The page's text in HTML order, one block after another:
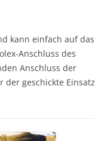
kann einfach auf das
Anschluss des
Anschluss der
der geschickte Einsatz